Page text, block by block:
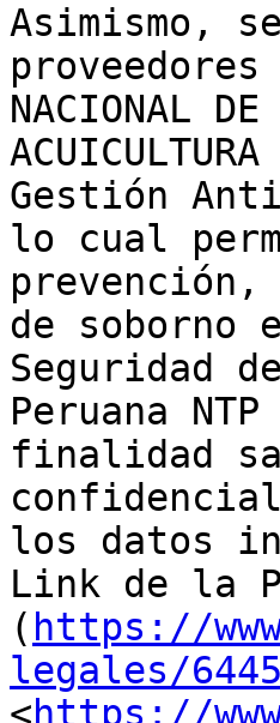
Asimismo,
NACIONAL
Gestión
lo cual
de
Seguridad
Peruana
finalidad
los datos
Link de la
( https://
legales/
<https://